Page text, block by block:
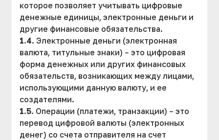
которое позволяет учитывать цифровые
денежные единицы, электронные деньги и
другие финансовые обязательства.
1.4. Электронные деньги (электронная
валюта, титульные знаки) – это цифровая
форма денежных или других финансовых
обязательств, возникающих между лицами,
использующими данную валюту, и ее
создателями.
1.5. Операции (платежи, транзакции) – это
перевод цифровой валюты (электронных
денег) со счета отправителя на счет